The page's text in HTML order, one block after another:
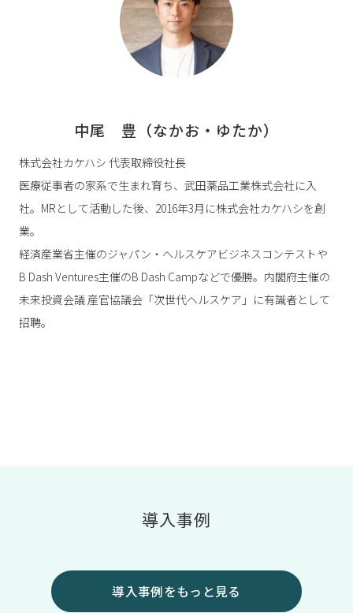
中尾　豊（なかお・ゆたか）
株式会社カケハシ 代表取締役社長
医療従事者の家系で生まれ育ち、武田薬品工業株式会社に入
社。MRとして活動した後、2016年3月に株式会社カケハシを創
業。
経済産業省主催のジャパン・ヘルスケアビジネスコンテストや
B Dash Ventures主催のB Dash Campなどで優勝。内閣府主催の
未来投資会議 産官協議会「次世代ヘルスケア」に有識者として
招聘。
導入事例
導入事例をもっと見る